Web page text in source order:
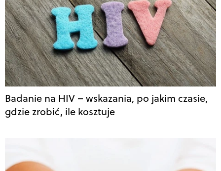
Badanie na HIV – wskazania, po jakim czasie,
gdzie zrobić, ile kosztuje